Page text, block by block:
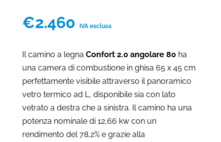
€2.460 IVA esclusa
Il camino a legna Confort 2.0 angolare 80 ha
una camera di combustione in ghisa 65 x 45 cm
perfettamente visibile attraverso il panoramico
vetro termico ad L, disponibile sia con lato
vetrato a destra che a sinistra. Il camino ha una
potenza nominale di 12,66 kw con un
rendimento del 78,2% e grazie alla